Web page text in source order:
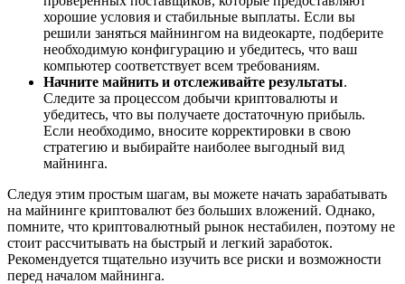
хорошие условия и стабильные выплаты. Если вы
решили заняться майнингом на видеокарте, подберите
необходимую конфигурацию и убедитесь, что ваш
компьютер соответствует всем требованиям.
Начните майнить и отслеживайте результаты.
Следите за процессом добычи криптовалюты и
убедитесь, что вы получаете достаточную прибыль.
Если необходимо, вносите корректировки в свою
стратегию и выбирайте наиболее выгодный вид
майнинга.
Следуя этим простым шагам, вы можете начать зарабатывать
на майнинге криптовалют без больших вложений. Однако,
помните, что криптовалютный рынок нестабилен, поэтому не
стоит рассчитывать на быстрый и легкий заработок.
Рекомендуется тщательно изучить все риски и возможности
перед началом майнинга.